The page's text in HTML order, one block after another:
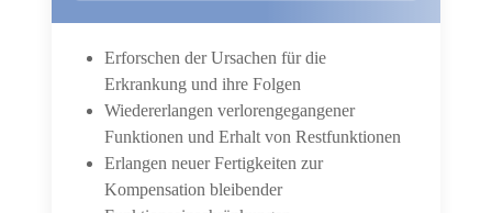
Erforschen der Ursachen für die
Erkrankung und ihre Folgen
Wiedererlangen verlorengegangener
Funktionen und Erhalt von Restfunktionen
Erlangen neuer Fertigkeiten zur
Kompensation bleibender